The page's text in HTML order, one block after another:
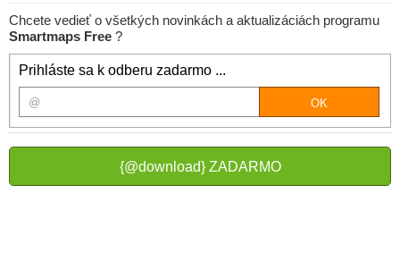
Chcete vedieť o všetkých novinkách a aktualizáciách programu
Smartmaps Free ?
Prihláste sa k odberu zadarmo ...
{@download} ZADARMO